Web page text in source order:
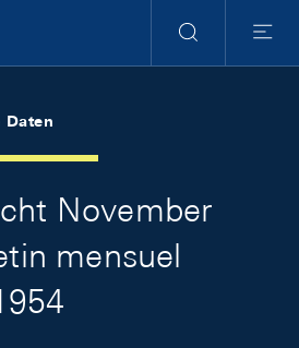
Suche
Menu
November
mensuel